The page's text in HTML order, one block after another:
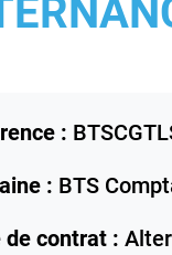
:
: BTS
de contrat :